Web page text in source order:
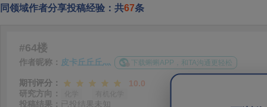
同领域作者分享投稿经验：共67条
#64楼
作者昵称： 皮卡丘丘丘灬 下载蝌蝌APP，和TA沟通更轻松
期刊评分：
10.0
研究方向：
投稿结果： 已投结果未知